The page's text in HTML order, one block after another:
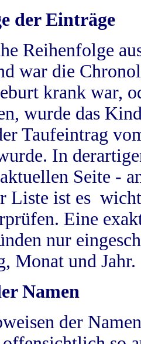
der Einträge
Reihenfolge
war die
krank war,
wurde das
Taufeintrag
In
Seite -
Liste ist es
Eine
nur
Monat und Jahr.
Namen
der